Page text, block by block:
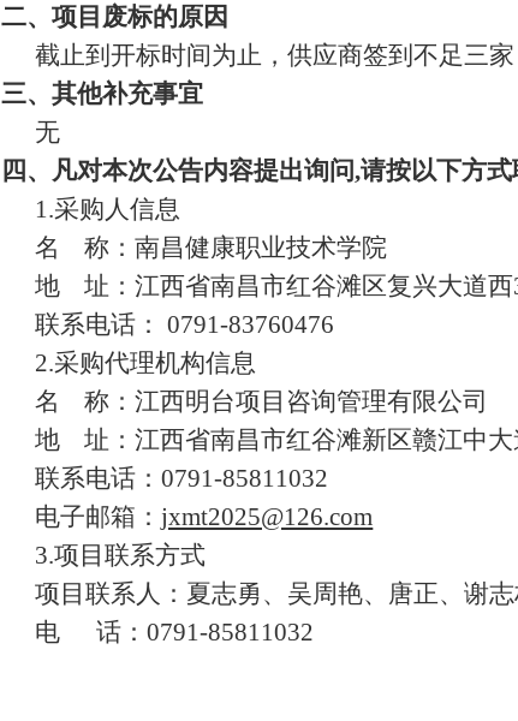
二、项目废标的原因
截止到开标时间为止，供应商签到不足三家
三、其他补充事宜
无
四、凡对本次公告内容提出询问,请按以下方
1.采购人信息
名 称：南昌健康职业技术学院
地 址：江西省南昌市红谷滩区复兴大道西
联系电话： 0791-83760476
2.采购代理机构信息
名 称：江西明台项目咨询管理有限公司
地 址：江西省南昌市红谷滩新区赣江中大
联系电话：0791-85811032
电子邮箱： jxmt2025@126.com
3.项目联系方式
项目联系人：夏志勇、吴周艳、唐正、谢
电 话：0791-85811032